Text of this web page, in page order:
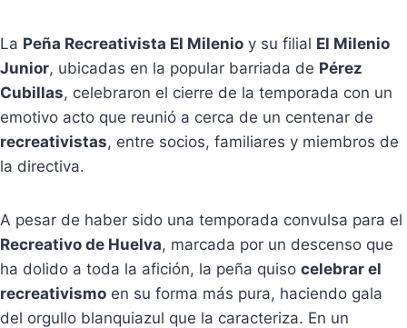
La Peña Recreativista El Milenio y su filial El Milenio
Junior, ubicadas en la popular barriada de Pérez
Cubillas, celebraron el cierre de la temporada con un
emotivo acto que reunió a cerca de un centenar de
recreativistas, entre socios, familiares y miembros de
la directiva.
A pesar de haber sido una temporada convulsa para el
Recreativo de Huelva, marcada por un descenso que
ha dolido a toda la afición, la peña quiso celebrar el
recreativismo en su forma más pura, haciendo gala
del orgullo blanquiazul que la caracteriza. En un